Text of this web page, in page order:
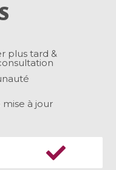
plus tard &
à jour